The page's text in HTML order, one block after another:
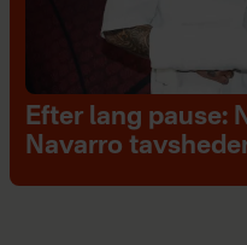
Efter lang pause:
Navarro